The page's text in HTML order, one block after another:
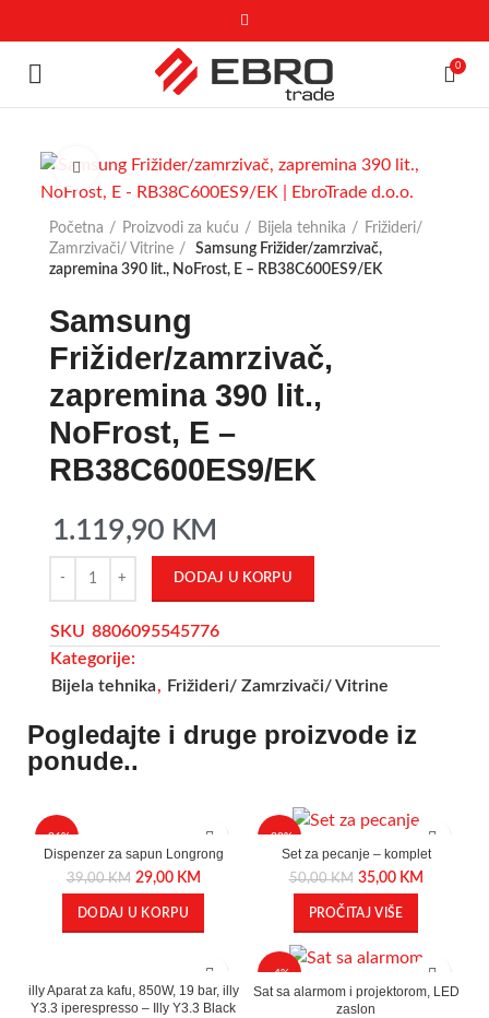
0
Click to enlarge
Početna Proizvodi za kuću Bijela tehnika
Frižideri/
Zamrzivači/ Vitrine
Samsung Frižider/zamrzivač,
zapremina 390 lit., NoFrost, E – RB38C600ES9/EK
Samsung
Frižider/zamrzivač,
zapremina 390 lit.,
NoFrost, E –
RB38C600ES9/EK
1.119,90 KM
DODAJ U KORPU
SKU 8806095545776
Kategorije:
Bijela tehnika, Frižideri/ Zamrzivači/ Vitrine
Pogledajte i druge proizvode iz
ponude..
-26%
Dispenzer za sapun Longrong
39,00KM 29,00 KM
DODAJ U KORPU
-30%
Set za pecanje – komplet
50,00KM 35,00 KM
PROČITAJ VIŠE
illy Aparat za kafu, 850W, 19 bar, illy
Y3.3 iperespresso – Illy Y3.3 Black
-4%
Sat sa alarmom i projektorom, LED
zaslon